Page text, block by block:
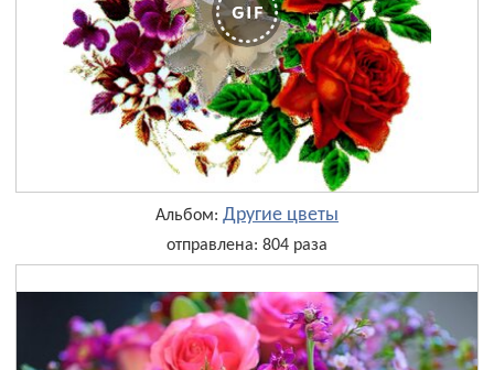
Альбом: Другие цветы
отправлена: 804 раза